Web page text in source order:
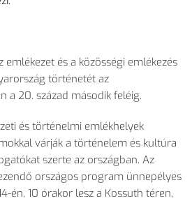
emlékezet és a közösségi emlékezés
történetét az
a 20. század második feléig.
és történelmi emlékhelyek
várják a történelem és kultúra
szerte az országban. Az
országos program ünnepélyes
én, 10 órakor lesz a Kossuth téren,